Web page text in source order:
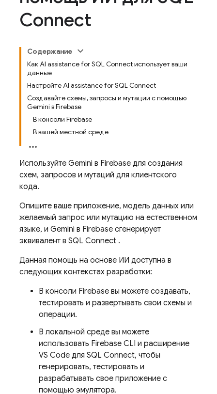
Connect
Содержание
Как AI assistance for SQL Connect использует ваши
данные
Настройте AI assistance for SQL Connect
Создавайте схемы, запросы и мутации с помощью
Gemini в Firebase
В консоли Firebase
В вашей местной среде
Используйте Gemini в Firebase для создания
схем, запросов и мутаций для клиентского
кода.
Опишите ваше приложение, модель данных или
желаемый запрос или мутацию на естественном
языке, и Gemini в Firebase сгенерирует
эквивалент в SQL Connect .
Данная помощь на основе ИИ доступна в
следующих контекстах разработки:
В консоли Firebase вы можете создавать,
тестировать и развертывать свои схемы и
операции.
В локальной среде вы можете
использовать Firebase CLI и расширение
VS Code для SQL Connect, чтобы
генерировать, тестировать и
разрабатывать свое приложение с
помощью эмулятора.